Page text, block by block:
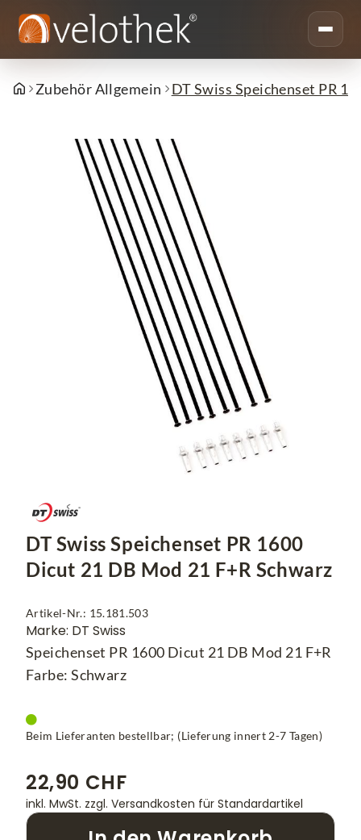
Zubehör Allgemein DT Swiss Speichenset PR
DT Swiss Speichenset PR 1600
Dicut 21 DB Mod 21 F+R Schwarz
Artikel-Nr.: 15.181.503
Marke: DT Swiss
Speichenset PR 1600 Dicut 21 DB Mod 21 F+R
Farbe: Schwarz
Beim Lieferanten bestellbar; (Lieferung innert 2-7 Tagen)
22,90 CHF
inkl. MwSt. zzgl. Versandkosten für Standardartikel